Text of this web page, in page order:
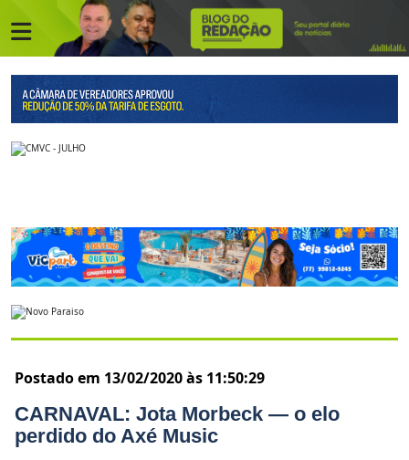
Postado em 13/02/2020 às 11:50:29
CARNAVAL: Jota Morbeck — o elo
perdido do Axé Music